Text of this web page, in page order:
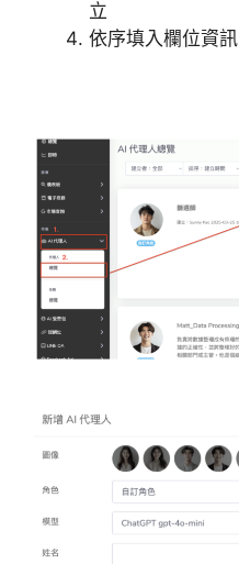
立
依序填入欄位資訊